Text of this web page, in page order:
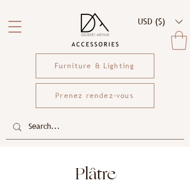
USD ($)
Furniture & Lighting
Prenez rendez-vous
Plâtre